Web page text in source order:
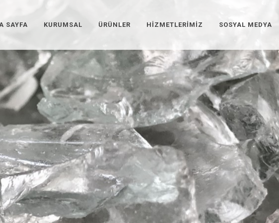
SAYFA KURUMSAL ÜRÜNLER HIZMETLERIMIZ SOSYAL MEDYA